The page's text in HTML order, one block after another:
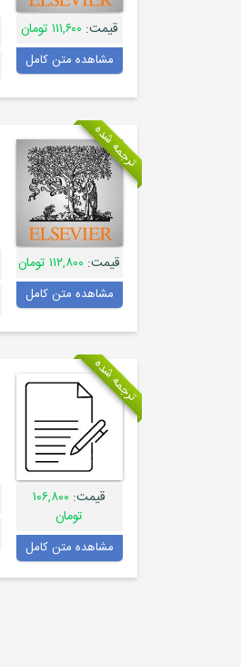
قیمت: ۱۱۱,۶۰۰ تومان
مشاهده متن کامل
ترجمه شده
قیمت: ۱۱۲,۸۰۰ تومان
مشاهده متن کامل
ترجمه شده
قیمت: ۱۰۶,۸۰۰
تومان
مشاهده متن کامل